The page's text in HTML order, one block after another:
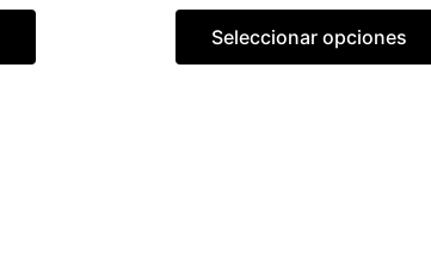
Seleccionar opciones